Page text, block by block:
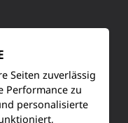
Seiten zuverlässig
Performance zu
personalisierte